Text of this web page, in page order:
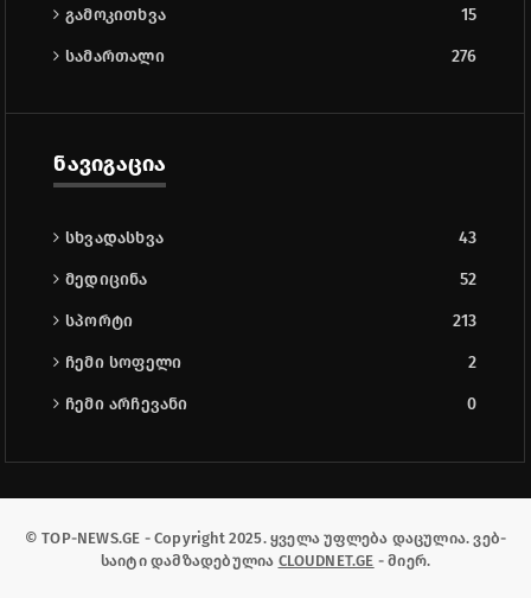
გამოკითხვა 15
სამართალი 276
ნავიგაცია
სხვადასხვა 43
მედიცინა 52
სპორტი 213
ჩემი სოფელი 2
ჩემი არჩევანი 0
© TOP-NEWS.GE - Copyright 2025. ყველა უფლება დაცულია. ვებ-
საიტი დამზადებულია CLOUDNET.GE - მიერ.